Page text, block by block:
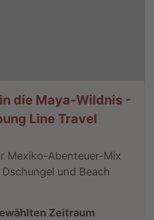
die Maya-Wildnis -
Line Travel
Mexiko-Abenteuer-Mix
und Beach
Zeitraum